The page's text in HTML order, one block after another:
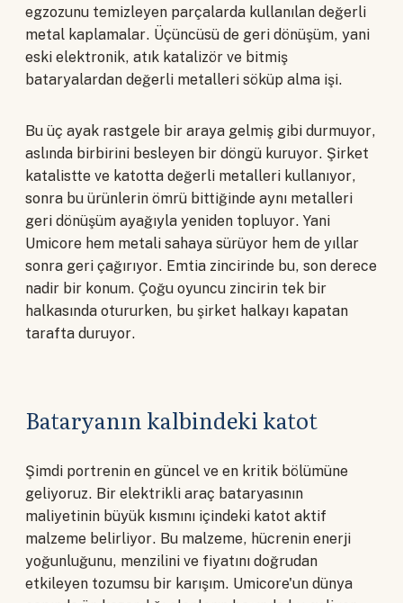
egzozunu temizleyen parçalarda kullanılan değerli
metal kaplamalar. Üçüncüsü de geri dönüşüm, yani
eski elektronik, atık katalizör ve bitmiş
bataryalardan değerli metalleri söküp alma işi.
Bu üç ayak rastgele bir araya gelmiş gibi durmuyor,
aslında birbirini besleyen bir döngü kuruyor. Şirket
katalistte ve katotta değerli metalleri kullanıyor,
sonra bu ürünlerin ömrü bittiğinde aynı metalleri
geri dönüşüm ayağıyla yeniden topluyor. Yani
Umicore hem metali sahaya sürüyor hem de yıllar
sonra geri çağırıyor. Emtia zincirinde bu, son derece
nadir bir konum. Çoğu oyuncu zincirin tek bir
halkasında otururken, bu şirket halkayı kapatan
tarafta duruyor.
Bataryanın kalbindeki katot
Şimdi portrenin en güncel ve en kritik bölümüne
geliyoruz. Bir elektrikli araç bataryasının
maliyetinin büyük kısmını içindeki katot aktif
malzeme belirliyor. Bu malzeme, hücrenin enerji
yoğunluğunu, menzilini ve fiyatını doğrudan
etkileyen tozumsu bir karışım. Umicore'un dünya